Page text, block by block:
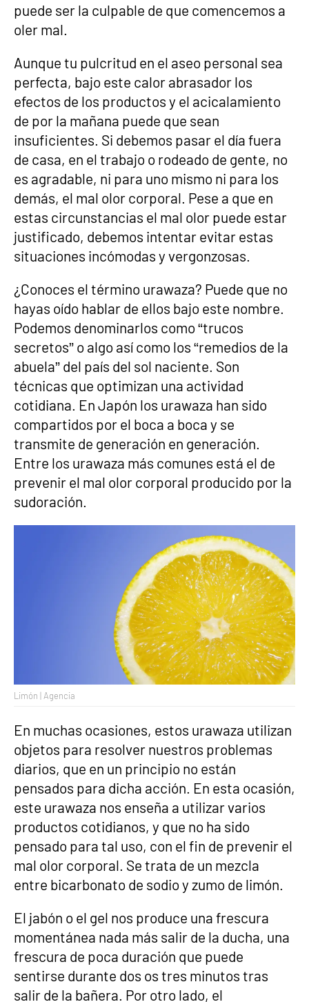
puede ser la culpable de que comencemos a
oler mal.
Aunque tu pulcritud en el aseo personal sea
perfecta, bajo este calor abrasador los
efectos de los productos y el acicalamiento
de por la mañana puede que sean
insuficientes. Si debemos pasar el día fuera
de casa, en el trabajo o rodeado de gente, no
es agradable, ni para uno mismo ni para los
demás, el mal olor corporal. Pese a que en
estas circunstancias el mal olor puede estar
justificado, debemos intentar evitar estas
situaciones incómodas y vergonzosas.
¿Conoces el término urawaza? Puede que no
hayas oído hablar de ellos bajo este nombre.
Podemos denominarlos como “trucos
secretos” o algo así como los “remedios de la
abuela” del país del sol naciente. Son
técnicas que optimizan una actividad
cotidiana. En Japón los urawaza han sido
compartidos por el boca a boca y se
transmite de generación en generación.
Entre los urawaza más comunes está el de
prevenir el mal olor corporal producido por la
sudoración.
Limón | Agencia
En muchas ocasiones, estos urawaza utilizan
objetos para resolver nuestros problemas
diarios, que en un principio no están
pensados para dicha acción. En esta ocasión,
este urawaza nos enseña a utilizar varios
productos cotidianos, y que no ha sido
pensado para tal uso, con el fin de prevenir el
mal olor corporal. Se trata de un mezcla
entre bicarbonato de sodio y zumo de limón.
El jabón o el gel nos produce una frescura
momentánea nada más salir de la ducha, una
frescura de poca duración que puede
sentirse durante dos os tres minutos tras
salir de la bañera. Por otro lado, el